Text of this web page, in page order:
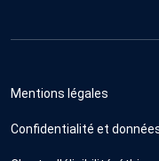
Mentions légales
Confidentialité et